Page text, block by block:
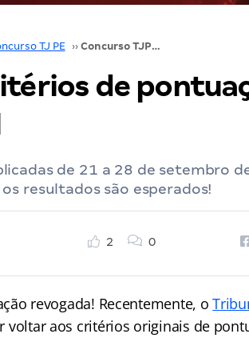
TJ PE ›› Concurso TJPE: critérios de pontuação voltam ao original
de
de 21 a 28 de setembro
resultados são esperados!
2 0
revogada! Recentemente, o
voltar aos critérios originais de